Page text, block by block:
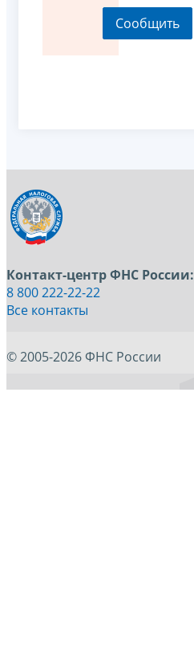
Контакт-центр ФНС России:
8 800 222-22-22
Все контакты
© 2005-2026 ФНС России